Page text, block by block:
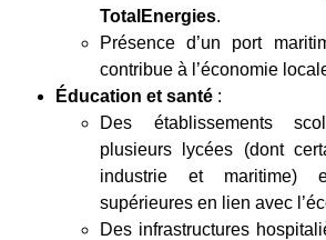
TotalEnergies.
Présence d’un port
contribue à l’économie
Éducation et santé :
Des établissements
plusieurs lycées (dont
industrie et maritime)
supérieures en lien avec
Des infrastructures